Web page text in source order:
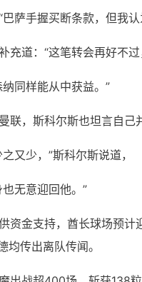
萨手握买断条款，但我
充道：“这笔转会再好不
同样能从中获益。”
联，斯科尔斯也坦言自己
又少，”斯科尔斯说道，
无意迎回他。”
资金支持，酋长球场预
传出离队传闻。